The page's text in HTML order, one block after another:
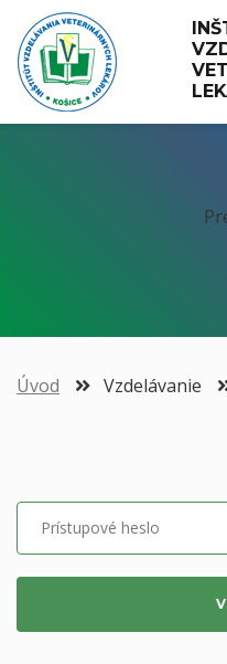
Úvod Vzdelávanie
Prístupové heslo